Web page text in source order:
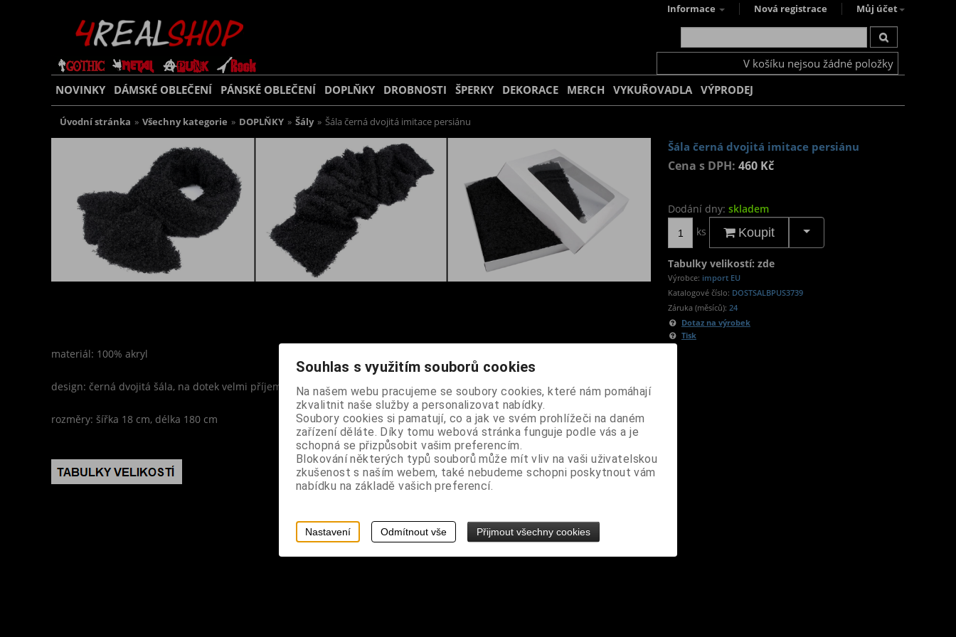
Informace Nová registrace Můj účet
V košíku nejsou žádné položky
NOVINKY DÁMSKÉ OBLEČENÍ PÁNSKÉ OBLEČENÍ DOPLŇKY DROBNOSTI ŠPERKY DEKORACE MERCH VYKUŘOVADLA VÝPRODEJ
Úvodní stránka » Všechny kategorie » DOPLŇKY » Šály » Šála černá dvojitá imitace persiánu
Šála černá dvojitá imitace persiánu
Cena s DPH: 460 Kč
Dodání dny: skladem
ks
Koupit
Tabulky velikostí: zde
Výrobce: import EU
Katalogové číslo: DOSTSALBPUS3739
Záruka (měsíců): 24
Dotaz na výrobek
Tisk
materiál: 100% akryl
design: černá dvojitá šála, na dotek velmi příjemný materiál
rozměry: šířka 18 cm, délka 180 cm
Souhlas s využitím souborů cookies
Na našem webu pracujeme se soubory cookies, které nám pomáhají
zkvalitnit naše služby a personalizovat nabídky.
Soubory cookies si pamatují, co a jak ve svém prohlížeči na daném
zařízení děláte. Díky tomu webová stránka funguje podle vás a je
schopná se přizpůsobit vašim preferencím.
Blokování některých typů souborů může mít vliv na vaši uživatelskou
zkušenost s naším webem, také nebudeme schopni poskytnout vám
nabídku na základě vašich preferencí.
Nastavení Odmítnout vše Přijmout všechny cookies